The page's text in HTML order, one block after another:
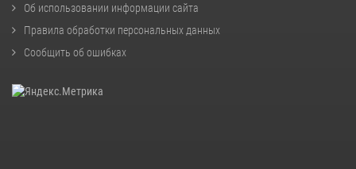
Об использовании информации сайта
Правила обработки персональных данных
Сообщить об ошибках